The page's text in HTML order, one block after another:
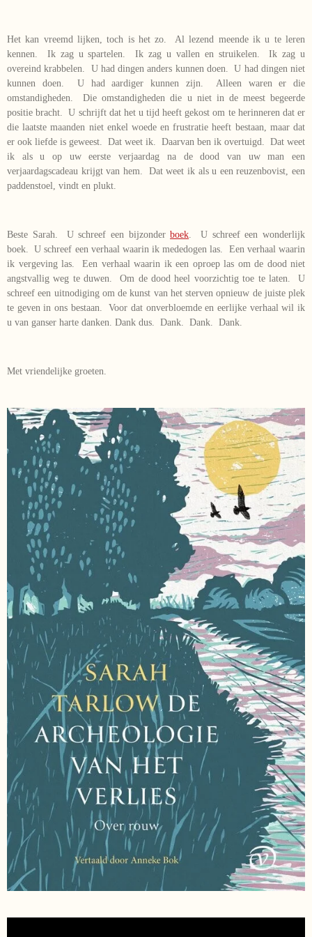
Het kan vreemd lijken, toch is het zo. Al lezend meende ik u te leren
kennen. Ik zag u spartelen. Ik zag u vallen en struikelen. Ik zag u
overeind krabbelen. U had dingen anders kunnen doen. U had dingen niet
kunnen doen. U had aardiger kunnen zijn. Alleen waren er die
omstandigheden. Die omstandigheden die u niet in de meest begeerde
positie bracht. U schrijft dat het u tijd heeft gekost om te herinneren dat er
die laatste maanden niet enkel woede en frustratie heeft bestaan, maar dat
er ook liefde is geweest. Dat weet ik. Daarvan ben ik overtuigd. Dat weet
ik als u op uw eerste verjaardag na de dood van uw man een
verjaardagscadeau krijgt van hem. Dat weet ik als u een reuzenbovist, een
paddenstoel, vindt en plukt.
Beste Sarah. U schreef een bijzonderboek . U schreef een wonderlijk
boek. U schreef een verhaal waarin ik mededogen las. Een verhaal waarin
ik vergeving las. Een verhaal waarin ik een oproep las om de dood niet
angstvallig weg te duwen. Om de dood heel voorzichtig toe te laten. U
schreef een uitnodiging om de kunst van het sterven opnieuw de juiste plek
te geven in ons bestaan. Voor dat onverbloemde en eerlijke verhaal wil ik
u van ganser harte danken. Dank dus. Dank. Dank. Dank.
Met vriendelijke groeten.